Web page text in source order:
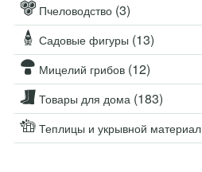
Пчеловодство (3)
Садовые фигуры (13)
Мицелий грибов (12)
Товары для дома (183)
Теплицы и укрывной материал